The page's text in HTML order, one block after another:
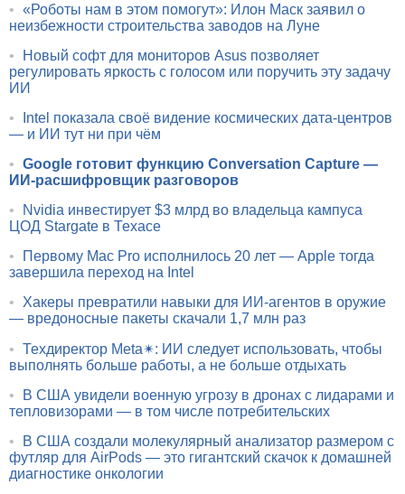
• «Роботы нам в этом помогут»: Илон Маск заявил о
неизбежности строительства заводов на Луне
•
Новый софт для мониторов Asus позволяет
регулировать яркость с голосом или поручить эту задачу
ИИ
•
Intel показала своё видение космических дата-центров
— и ИИ тут ни при чём
• Google готовит функцию Conversation Capture —
ИИ-расшифровщик разговоров
•
Nvidia инвестирует $3 млрд во владельца кампуса
ЦОД Stargate в Техасе
•
Первому Mac Pro исполнилось 20 лет — Apple тогда
завершила переход на Intel
•
Хакеры превратили навыки для ИИ-агентов в оружие
— вредоносные пакеты скачали 1,7 млн раз
• Техдиректор Meta✴: ИИ следует использовать, чтобы
выполнять больше работы, а не больше отдыхать
•
В США увидели военную угрозу в дронах с лидарами и
тепловизорами — в том числе потребительских
•
В США создали молекулярный анализатор размером с
футляр для AirPods — это гигантский скачок к домашней
диагностике онкологии